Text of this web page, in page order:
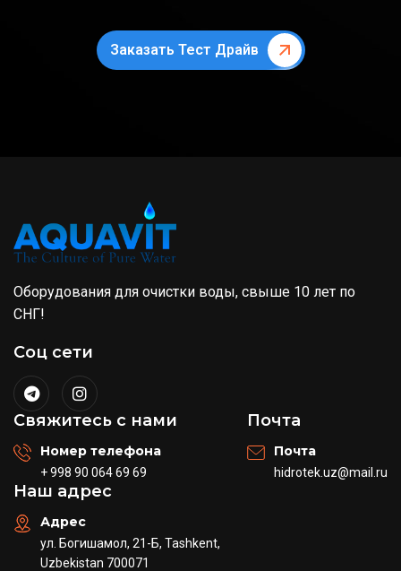
Заказать Тест Драйв
Оборудования для очистки воды, свыше 10 лет по
СНГ!
Соц сети
Свяжитесь с нами
Номер телефона
+ 998 90 064 69 69
Почта
Почта
hidrotek.uz@mail.ru
Наш адрес
Адрес
ул. Богишамол, 21-Б, Tashkent,
Uzbekistan 700071